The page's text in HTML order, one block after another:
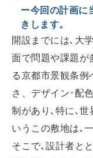
ー今回の計画に
きします。
開設までには､大
面で問題や課題が
る京都市景観条例
さ、デザイン･配
制があり､特に､世
いうこの敷地は､
そこで､設計者と